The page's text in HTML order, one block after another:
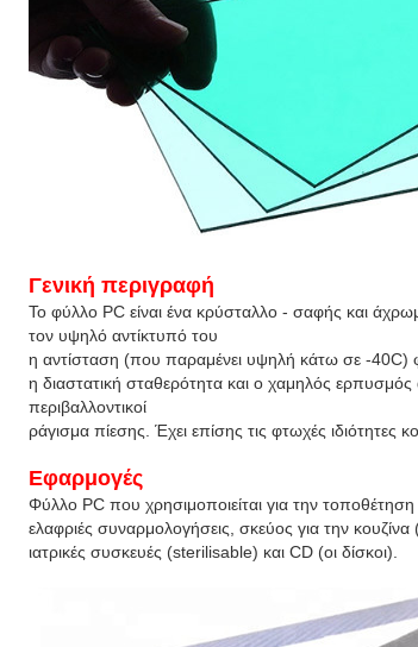
Γενική περιγραφή
Το φύλλο PC είναι ένα κρύσταλλο - σαφής και
τον υψηλό αντίκτυπό του
η αντίσταση (που παραμένει υψηλή κάτω σε -40C)
η διαστατική σταθερότητα και ο χαμηλός ερπυσμός
περιβαλλοντικοί
ράγισμα πίεσης. Έχει επίσης τις φτωχές ιδιότητες
Εφαρμογές
Φύλλο PC που χρησιμοποιείται για την τοποθέτηση
ελαφριές συναρμολογήσεις, σκεύος για την
ιατρικές συσκευές (sterilisable) και CD (οι δίσκοι).